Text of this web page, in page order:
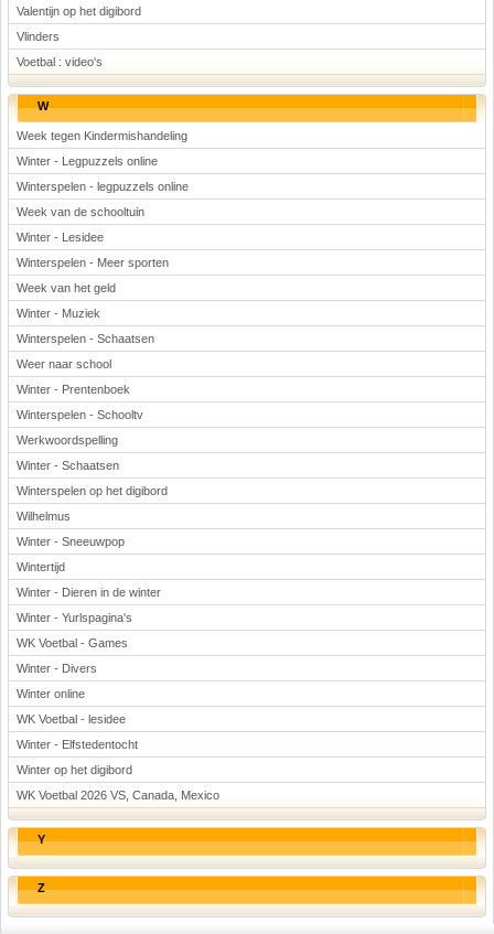
Valentijn op het digibord
Vlinders
Voetbal : video's
W
Week tegen Kindermishandeling
Winter - Legpuzzels online
Winterspelen - legpuzzels online
Week van de schooltuin
Winter - Lesidee
Winterspelen - Meer sporten
Week van het geld
Winter - Muziek
Winterspelen - Schaatsen
Weer naar school
Winter - Prentenboek
Winterspelen - Schooltv
Werkwoordspelling
Winter - Schaatsen
Winterspelen op het digibord
Wilhelmus
Winter - Sneeuwpop
Wintertijd
Winter - Dieren in de winter
Winter - Yurlspagina's
WK Voetbal - Games
Winter - Divers
Winter online
WK Voetbal - lesidee
Winter - Elfstedentocht
Winter op het digibord
WK Voetbal 2026 VS, Canada, Mexico
Y
Z